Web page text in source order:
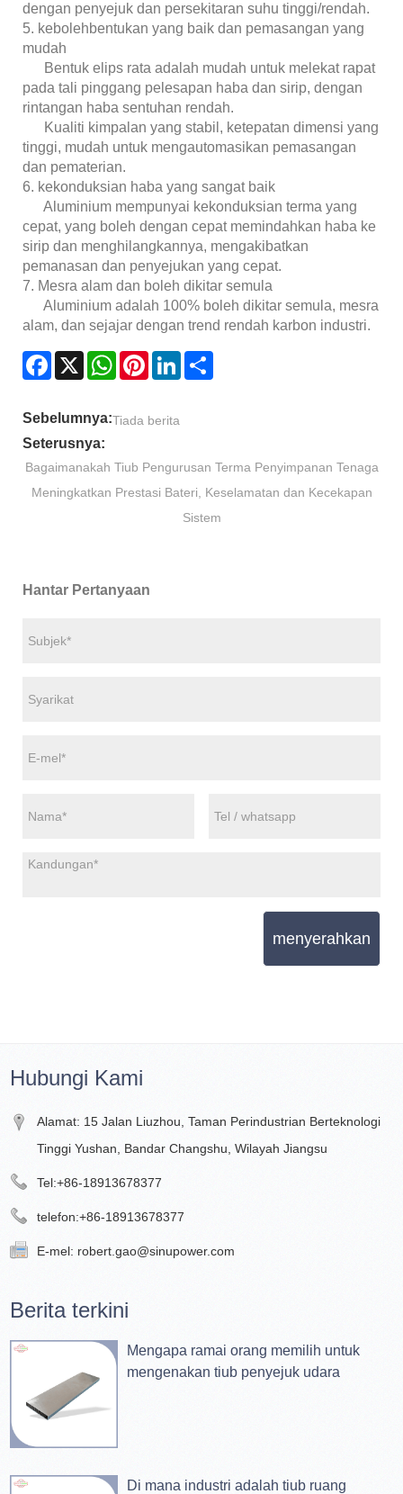
dengan penyejuk dan persekitaran suhu tinggi/rendah.
5. kebolehbentukan yang baik dan pemasangan yang
mudah
Bentuk elips rata adalah mudah untuk melekat rapat
pada tali pinggang pelesapan haba dan sirip, dengan
rintangan haba sentuhan rendah.
Kualiti kimpalan yang stabil, ketepatan dimensi yang
tinggi, mudah untuk mengautomasikan pemasangan
dan pematerian.
6. kekonduksian haba yang sangat baik
Aluminium mempunyai kekonduksian terma yang
cepat, yang boleh dengan cepat memindahkan haba ke
sirip dan menghilangkannya, mengakibatkan
pemanasan dan penyejukan yang cepat.
7. Mesra alam dan boleh dikitar semula
Aluminium adalah 100% boleh dikitar semula, mesra
alam, dan sejajar dengan trend rendah karbon industri.
Facebook
X WhatsAppPinterestLinkedIn
Sebelumnya:Tiada berita
Seterusnya:
Bagaimanakah Tiub Pengurusan Terma Penyimpanan Tenaga
Meningkatkan Prestasi Bateri, Keselamatan dan Kecekapan
Sistem
Hantar Pertanyaan
menyerahkan
Hubungi Kami
Alamat: 15 Jalan Liuzhou, Taman Perindustrian Berteknologi
Tinggi Yushan, Bandar Changshu, Wilayah Jiangsu
Tel:+86-18913678377
telefon:+86-18913678377
E-mel: robert.gao@sinupower.com
Berita terkini
Mengapa ramai orang memilih untuk
mengenakan tiub penyejuk udara
Di mana industri adalah tiub ruang